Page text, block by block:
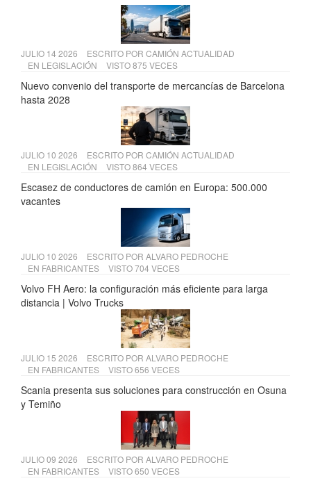
JULIO 14 2026 ESCRITO POR CAMIÓN ACTUALIDAD
EN LEGISLACIÓN VISTO 875 VECES
Nuevo convenio del transporte de mercancías de Barcelona
hasta 2028
JULIO 10 2026 ESCRITO POR CAMIÓN ACTUALIDAD
EN LEGISLACIÓN VISTO 864 VECES
Escasez de conductores de camión en Europa: 500.000
vacantes
JULIO 10 2026 ESCRITO POR ALVARO PEDROCHE
EN FABRICANTES VISTO 704 VECES
Volvo FH Aero: la configuración más eficiente para larga
distancia | Volvo Trucks
JULIO 15 2026 ESCRITO POR ALVARO PEDROCHE
EN FABRICANTES VISTO 656 VECES
Scania presenta sus soluciones para construcción en Osuna
y Temiño
JULIO 09 2026 ESCRITO POR ALVARO PEDROCHE
EN FABRICANTES VISTO 650 VECES